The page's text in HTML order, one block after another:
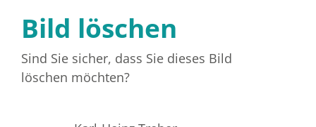
Bild löschen
Sind Sie sicher, dass Sie dieses Bild
löschen möchten?